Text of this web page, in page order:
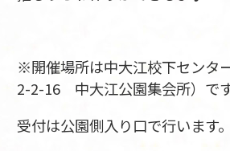
※開催場所は中大江校下センタ
2-2-16 中大江公園集会所）です
受付は公園側入り口で行います。